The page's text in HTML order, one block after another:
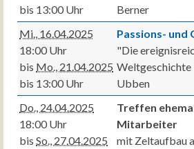
bis 13:00 Uhr
Berner
Mi., 16.04.2025
18:00 Uhr
bis Mo., 21.04.2025
bis 13:00 Uhr
Passions-
"Die
Weltgeschichte
Ubben
Do., 24.04.2025
18:00 Uhr
bis So., 27.04.2025
Treffen
Mitarbeiter
mit Zeltaufbau